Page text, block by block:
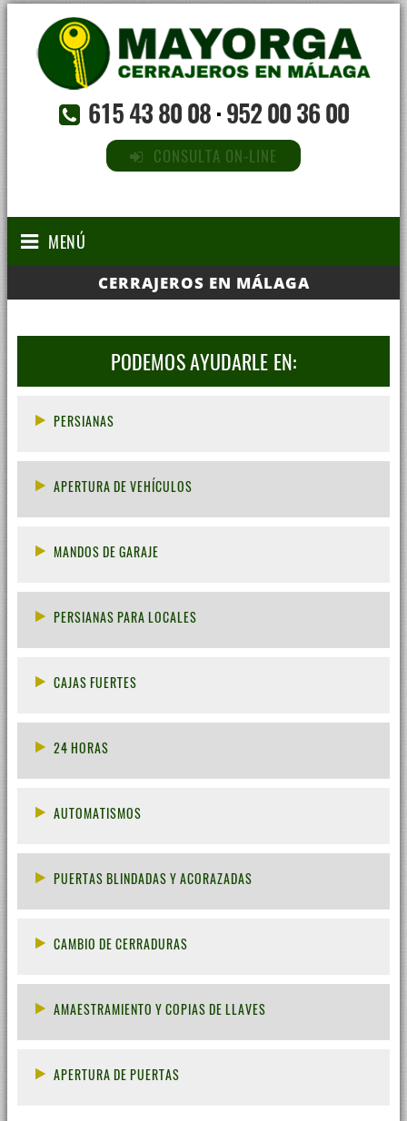
615 43 80 08·952 00 36 00
CONSULTA ON-LINE
MENÚ
CERRAJEROS EN MÁLAGA
PODEMOS AYUDARLE EN:
PERSIANAS
APERTURA DE VEHÍCULOS
MANDOS DE GARAJE
PERSIANAS PARA LOCALES
CAJAS FUERTES
24 HORAS
AUTOMATISMOS
PUERTAS BLINDADAS Y ACORAZADAS
CAMBIO DE CERRADURAS
AMAESTRAMIENTO Y COPIAS DE LLAVES
APERTURA DE PUERTAS